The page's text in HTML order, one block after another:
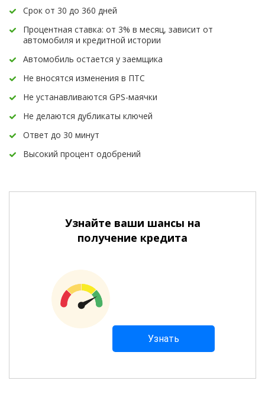
Срок от 30 до 360 дней
Процентная ставка: от 3% в месяц, зависит от
автомобиля и кредитной истории
Автомобиль остается у заемщика
Не вносятся изменения в ПТС
Не устанавливаются GPS-маячки
Не делаются дубликаты ключей
Ответ до 30 минут
Высокий процент одобрений
Узнайте ваши шансы на
получение кредита